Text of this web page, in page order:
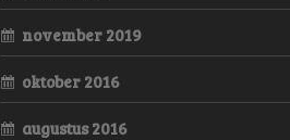
november 2019
oktober 2016
augustus 2016